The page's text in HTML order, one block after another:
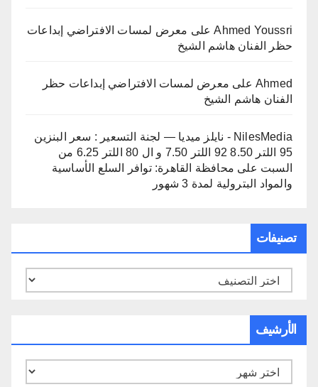
Ahmed Youssriعلى معرض لمسات الافتراضي إبداعات
حظر الفنان هاشم الشيخ
Ahmed على معرض لمسات الافتراضي إبداعات حظر
الفنان هاشم الشيخ
NilesMedia - نايلز ميديا — لجنة التسعير : سعر البنزين
95 اللتر 8.50 92 اللتر 7.50 و ال 80 اللتر 6.25 من
السبت على محافظة القاهرة: توافر السلع الأساسية
والمواد البترولية لمدة 3 شهور
تصنيفات
تصنيفات
الأرشيف
الأرشيف